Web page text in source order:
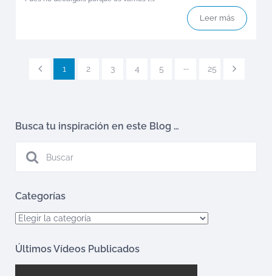
Leer más
1 2 3 4 5 ··· 25
Busca tu inspiración en este Blog …
Categorías
Categorías
Últimos Vídeos Publicados